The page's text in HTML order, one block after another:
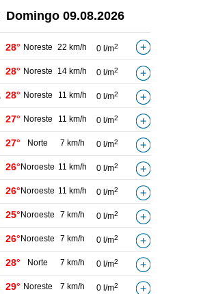
Domingo 09.08.2026
28° Noreste 22 km/h 0 l/m2
28° Noreste 14 km/h 0 l/m2
28° Noreste 11 km/h 0 l/m2
27° Noreste 11 km/h 0 l/m2
27° Norte 7 km/h 0 l/m2
26° Noroeste 11 km/h 0 l/m2
26° Noroeste 11 km/h 0 l/m2
25° Noroeste 7 km/h 0 l/m2
26° Noroeste 7 km/h 0 l/m2
28° Norte 7 km/h 0 l/m2
29° Noreste 7 km/h 0 l/m2